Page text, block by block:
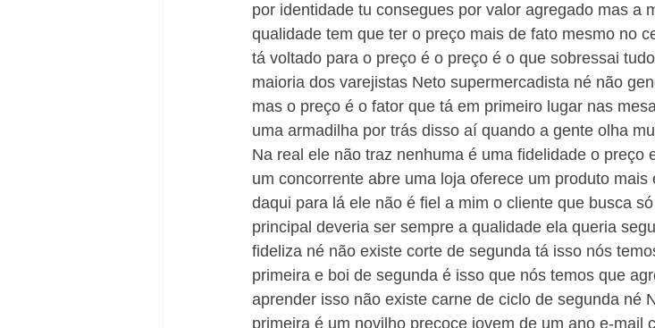
por identidade tu consegues por valor agregado mas a
qualidade tem que ter o preço mais de fato mesmo no
tá voltado para o preço é o preço é o que sobressai
maioria dos varejistas Neto supermercadista né não
mas o preço é o fator que tá em primeiro lugar nas
uma armadilha por trás disso aí quando a gente olha
Na real ele não traz nenhuma é uma fidelidade o preço
um concorrente abre uma loja oferece um produto
daqui para lá ele não é fiel a mim o cliente que busca
principal deveria ser sempre a qualidade ela queria
fideliza né não existe corte de segunda tá isso nós
primeira e boi de segunda é isso que nós temos que
aprender isso não existe carne de ciclo de segunda né
primeira é um novilho precoce jovem de um ano e-mail